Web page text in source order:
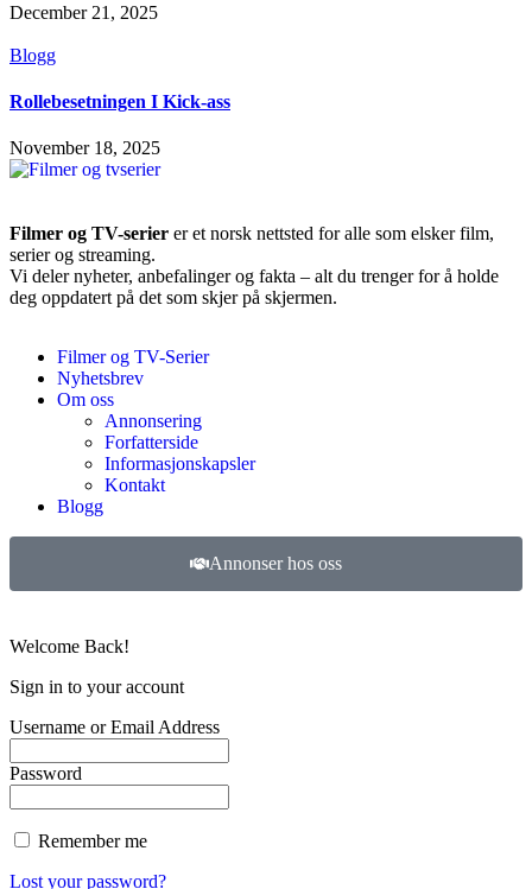
December 21, 2025
Blogg
Rollebesetningen I Kick-ass
November 18, 2025
Filmer og TV-serier er et norsk nettsted for alle som elsker film,
serier og streaming.
Vi deler nyheter, anbefalinger og fakta – alt du trenger for å holde
deg oppdatert på det som skjer på skjermen.
Filmer og TV-Serier
Nyhetsbrev
Om oss
Annonsering
Forfatterside
Informasjonskapsler
Kontakt
Blogg
Annonser hos oss
Welcome Back!
Sign in to your account
Username or Email Address
Password
Remember me
Lost your password?